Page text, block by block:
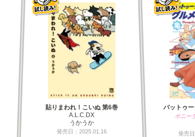
貼りまわれ！こいぬ 第6巻
A.L.C.DX
うかうか
発売日：2025.01.16
バットゥ
ボニー
発売